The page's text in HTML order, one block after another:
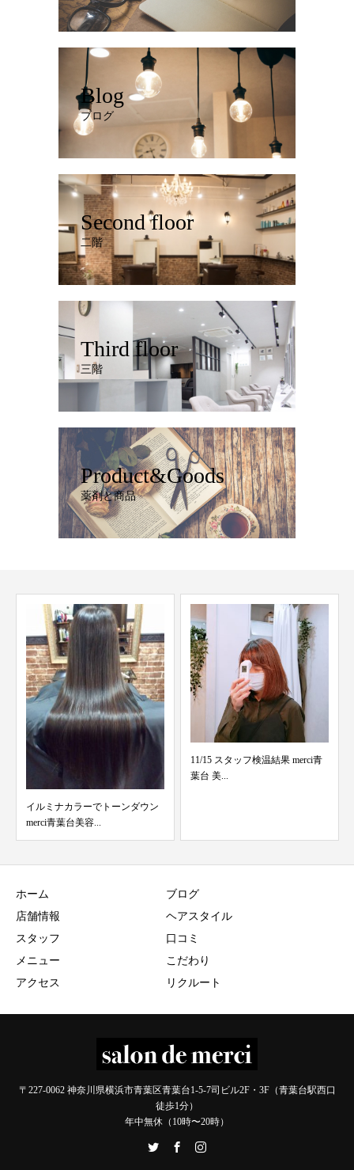
Blog
ブログ
Second floor
二階
Third floor
三階
Product&Goods
薬剤と商品
11/15 スタッフ検温結果 merci青
ホーム
店舗情報
スタッフ
メニュー
アクセス
ブログ
ヘアスタイル
口コミ
こだわり
リクルート
〒227-0062 神奈川県横浜市青葉区青葉台1-5-7司ビル2F・3F（青葉台駅西口
徒歩1分）
年中無休（10時〜20時）